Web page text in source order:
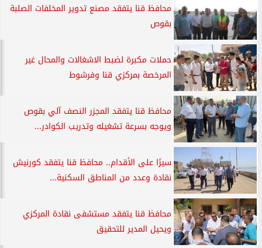
محافظ قنا يتفقد مصنع تدوير المخلفات الصلبة
بقوص
حملات مكبرة لضبط الاشغالات والمحال غير
المرخصة بمركزي قنا وفرشوط
محافظ قنا يتفقد المجزر النصف آلي بقوص
ويوجه بسرعة تشغيله وتدريب الكوادر...
سيرًا على الأقدام.. محافظ قنا يتفقد كورنيش
نقادة وعدد من المناطق السكنية...
محافظ قنا يتفقد مستشفى نقادة المركزي
ويحيل المدير للتحقيق